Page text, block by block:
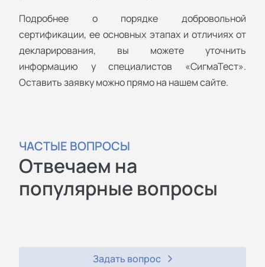
Подробнее о порядке добровольной
сертификации, ее основных этапах и отличиях от
декларирования, вы можете уточнить
информацию у специалистов «СигмаТест».
Оставить заявку можно прямо на нашем сайте.
ЧАСТЫЕ ВОПРОСЫ
Отвечаем на
популярные вопросы
Задать вопрос